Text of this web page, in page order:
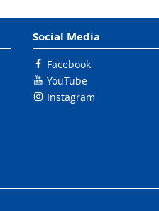
Social Media
Facebook
YouTube
Instagram